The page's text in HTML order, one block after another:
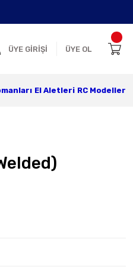
ÜYE GİRİŞİ ÜYE OL
El Aletleri RC Modeller